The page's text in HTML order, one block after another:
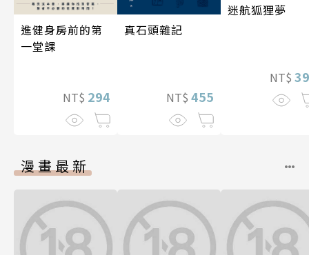
進健身房前的第
一堂課
NT$ 294
真石頭雜記
NT$ 455
迷航狐狸夢
NT$
漫畫最新